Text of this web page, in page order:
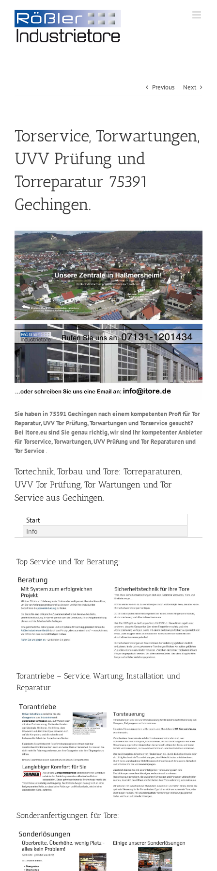
Previous Next
Torservice, Torwartungen,
UVV Prüfung und
Torreparatur 75391
Gechingen.
Sie haben in 75391 Gechingen nach einem kompetenten Profi für Tor
Reparatur, UVV Tor Prüfung, Torwartungen und Torservice gesucht?
Bei Itore.eu sind Sie genau richtig, wir sind Ihr kompetenter Anbieter
für Torservice, Torwartungen, UVV Prüfung und Tor Reparaturen und
Tor Service .
Tortechnik, Torbau und Tore: Torreparaturen,
UVV Tor Prüfung, Tor Wartungen und Tor
Service aus Gechingen.
Start
Info
Top Service und Tor Beratung:
Torantriebe – Service, Wartung, Installation und
Reparatur
Sonderanfertigungen für Tore: